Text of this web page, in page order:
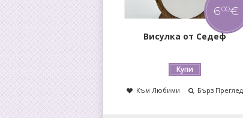
Гривна от Оникс
1800€
Купи
Към Любими Бърз Преглед